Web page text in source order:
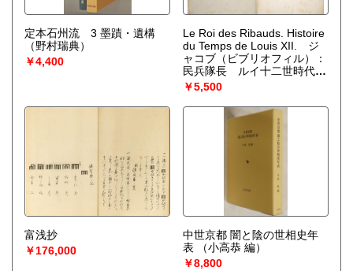
定本石州流 3 墨蹟・遺構
（野村瑞典）
￥4,400
Le Roi des Ribauds. Histoire
du Temps de Louis XII. ジ
ャコブ（ビブリオフィル）：
民兵隊長 ルイ十二世時代の
歴史（初版）全２冊
（Lacroix, Paul〓 [Jacob,
Bibliophile]）
￥5,500
富浅抄
￥176,000
中世京都 闇と陰の世相史年
表
（小高恭 編）
￥8,800